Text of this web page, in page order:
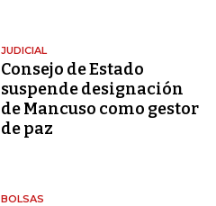
JUDICIAL
Consejo de Estado
suspende designación
de Mancuso como gestor
de paz
BOLSAS